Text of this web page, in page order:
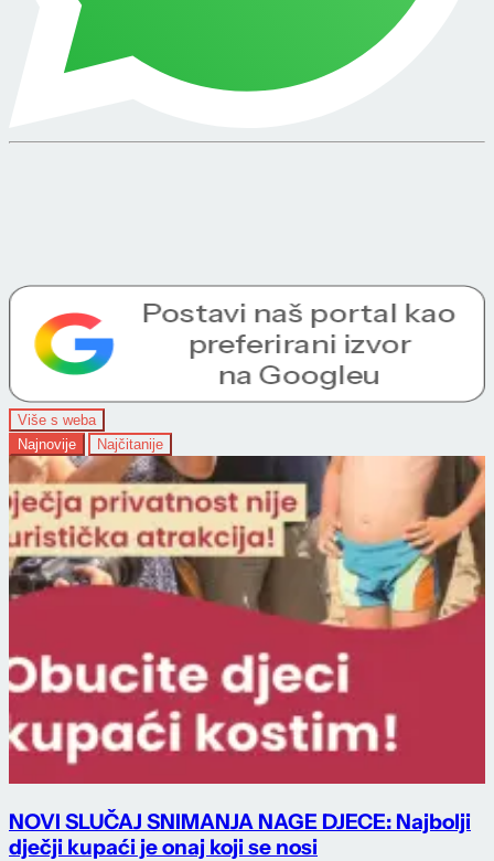
Više s weba
Najnovije
Najčitanije
NOVI SLUČAJ SNIMANJA NAGE DJECE: Najbolji
dječji kupaći je onaj koji se nosi